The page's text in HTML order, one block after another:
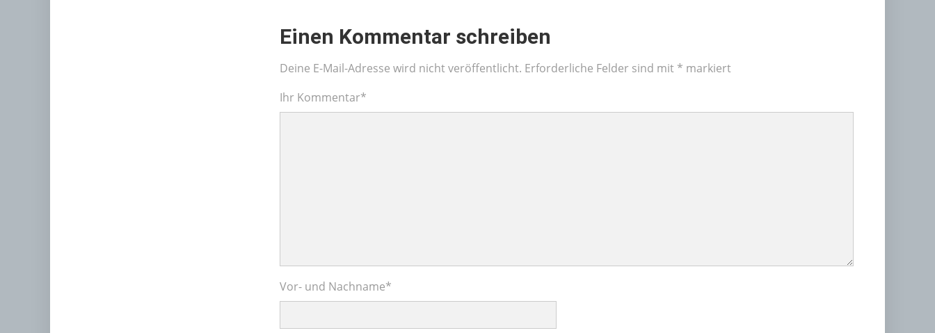
Einen Kommentar schreiben
Deine E-Mail-Adresse wird nicht veröffentlicht. Erforderliche Felder sind mit * markiert
Ihr Kommentar*
Vor- und Nachname*